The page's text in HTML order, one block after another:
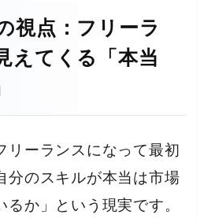
視点：フリーラ
えてくる「本当
リーランスになって最初
分のスキルが本当は市場
か」という現実です。